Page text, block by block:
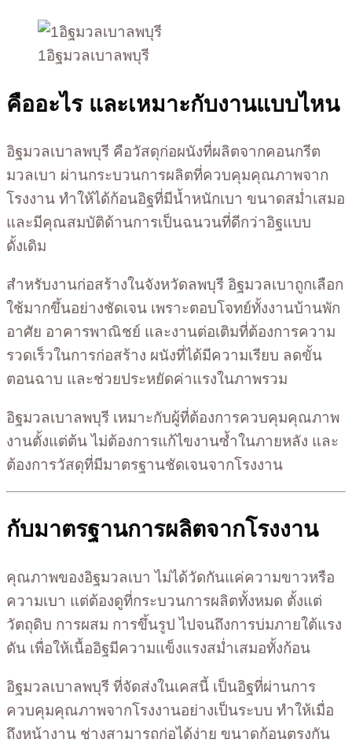
1อิฐมวลเบาลพบุรี
คืออะไร และเหมาะกับงานแบบไหน
อิฐมวลเบาลพบุรี คือวัสดุก่อผนังที่ผลิตจากคอนกรีต
มวลเบา ผ่านกระบวนการผลิตที่ควบคุมคุณภาพจาก
โรงงาน ทำให้ได้ก้อนอิฐที่มีน้ำหนักเบา ขนาดสม่ำเสมอ
และมีคุณสมบัติด้านการเป็นฉนวนที่ดีกว่าอิฐแบบ
ดั้งเดิม
สำหรับงานก่อสร้างในจังหวัดลพบุรี อิฐมวลเบาถูกเลือก
ใช้มากขึ้นอย่างชัดเจน เพราะตอบโจทย์ทั้งงานบ้านพัก
อาศัย อาคารพาณิชย์ และงานต่อเติมที่ต้องการความ
รวดเร็วในการก่อสร้าง ผนังที่ได้มีความเรียบ ลดขั้น
ตอนฉาบ และช่วยประหยัดค่าแรงในภาพรวม
อิฐมวลเบาลพบุรี เหมาะกับผู้ที่ต้องการควบคุมคุณภาพ
งานตั้งแต่ต้น ไม่ต้องการแก้ไขงานซ้ำในภายหลัง และ
ต้องการวัสดุที่มีมาตรฐานชัดเจนจากโรงงาน
กับมาตรฐานการผลิตจากโรงงาน
คุณภาพของอิฐมวลเบา ไม่ได้วัดกันแค่ความขาวหรือ
ความเบา แต่ต้องดูที่กระบวนการผลิตทั้งหมด ตั้งแต่
วัตถุดิบ การผสม การขึ้นรูป ไปจนถึงการบ่มภายใต้แรง
ดัน เพื่อให้เนื้ออิฐมีความแข็งแรงสม่ำเสมอทั้งก้อน
อิฐมวลเบาลพบุรี ที่จัดส่งในเคสนี้ เป็นอิฐที่ผ่านการ
ควบคุมคุณภาพจากโรงงานอย่างเป็นระบบ ทำให้เมื่อ
ถึงหน้างาน ช่างสามารถก่อได้ง่าย ขนาดก้อนตรงกัน